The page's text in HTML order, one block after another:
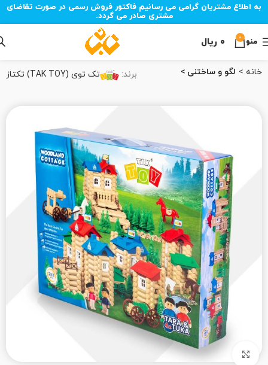
به اطلاع مشتریان گرامی می رسانیم فاکتور فروش رسمی در صورت تقاضای
مشتری صادر می گردد.
منو 0 ۰ ریال
خانه لگو و ساختنی برند: تک توی (TAK TOY) تکتاز
بزرگنمایی تصویر